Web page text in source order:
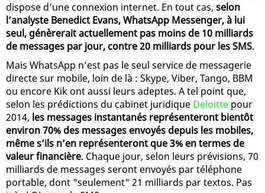
dispose d’une connexion internet. En tout cas, selon
l’analyste Benedict Evans, WhatsApp Messenger, à lui
seul, génèrerait actuellement pas moins de 10 milliards
de messages par jour, contre 20 milliards pour les SMS.
Mais WhatsApp n’est pas le seul service de messagerie
directe sur mobile, loin de là : Skype, Viber, Tango, BBM
ou encore Kik ont aussi leurs adeptes. A tel point que,
selon les prédictions du cabinet juridique Deloitte pour
2014, les messages instantanés représenteront bientôt
environ 70% des messages envoyés depuis les mobiles,
même s’ils n’en représenteront que 3% en termes de
valeur financière. Chaque jour, selon leurs prévisions, 70
milliards de messages seront envoyés par téléphone
portable, dont "seulement" 21 milliards par textos. Pas